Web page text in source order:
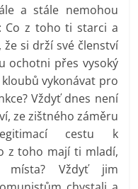
a stále nemohou
Co z toho ti starci a
si drží své členství
ochotni přes vysoký
vykonávat pro
Vždyť dnes není
ze zištného záměru
cestu k
z toho mají ti mladí,
Vždyť jim